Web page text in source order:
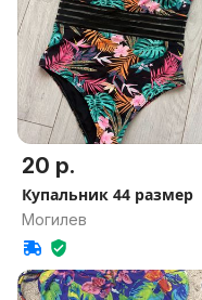
20 р.
Купальник 44 размер
Могилев